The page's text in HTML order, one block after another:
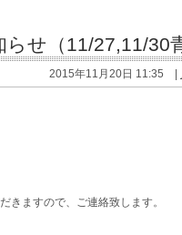
せ（11/27,11/30
2015年11月20日 11:35 |
きますので、ご連絡致します。